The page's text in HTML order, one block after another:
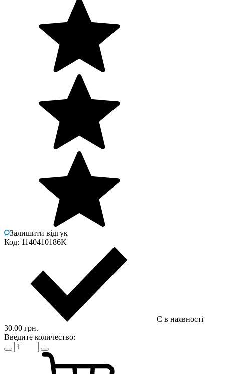
Залишити відгук
Код: 1140410186K
Є в наявності
30.00 грн.
Введите количество: